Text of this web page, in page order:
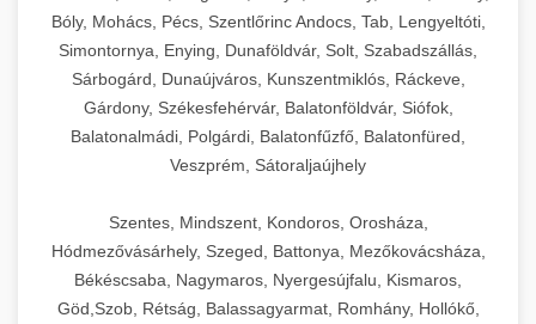
Bóly, Mohács, Pécs, Szentlőrinc Andocs, Tab, Lengyeltóti,
Simontornya, Enying, Dunaföldvár, Solt, Szabadszállás,
Sárbogárd, Dunaújváros, Kunszentmiklós, Ráckeve,
Gárdony, Székesfehérvár, Balatonföldvár, Siófok,
Balatonalmádi, Polgárdi, Balatonfűzfő, Balatonfüred,
Veszprém, Sátoraljaújhely
Szentes, Mindszent, Kondoros, Orosháza,
Hódmezővásárhely, Szeged, Battonya, Mezőkovácsháza,
Békéscsaba, Nagymaros, Nyergesújfalu, Kismaros,
Göd,Szob, Rétság, Balassagyarmat, Romhány, Hollókő,